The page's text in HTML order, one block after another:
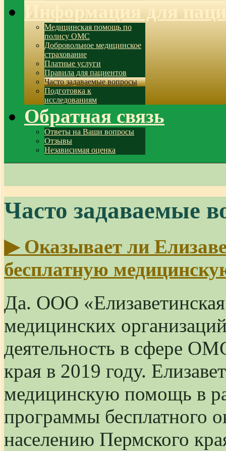
Информация для
Медицинская помощь по
полису ОМС
Добровольное медицинское
страхование
Платные услуги
Правила для пациентов
Часто задаваемые вопросы
Подготовка к
исследованиям
Обратная связь
Ответы на Ваши вопросы
Отзывы
Независимая оценка
Часто задаваемые
▶Оказывает ли
бесплатную
Да. ООО
медицинских
деятельность в сфере
края в 2019 году.
медицинскую помощь в
программы бесплатного
населению Пермского